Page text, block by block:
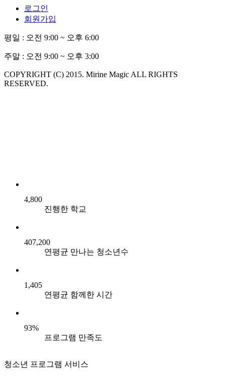
로그인
회원가입
평일 : 오전 9:00 ~ 오후 6:00
주말 : 오전 9:00 ~ 오후 3:00
COPYRIGHT (C) 2015. Mirine Magic ALL RIGHTS
RESERVED.
4,800
진행한 학교
407,200
연평균 만나는 청소년수
1,405
연평균 함께한 시간
93%
프로그램 만족도
청소년 프로그램 서비스